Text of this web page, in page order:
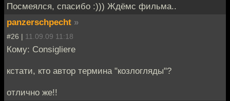
Посмеялся, спасибо :))) Ждёмс фильма..
panzerschpecht »
#26 | 11.09.09 11:18
Кому: Consigliere
кстати, кто автор термина "козлогляды"?
отлично же!!